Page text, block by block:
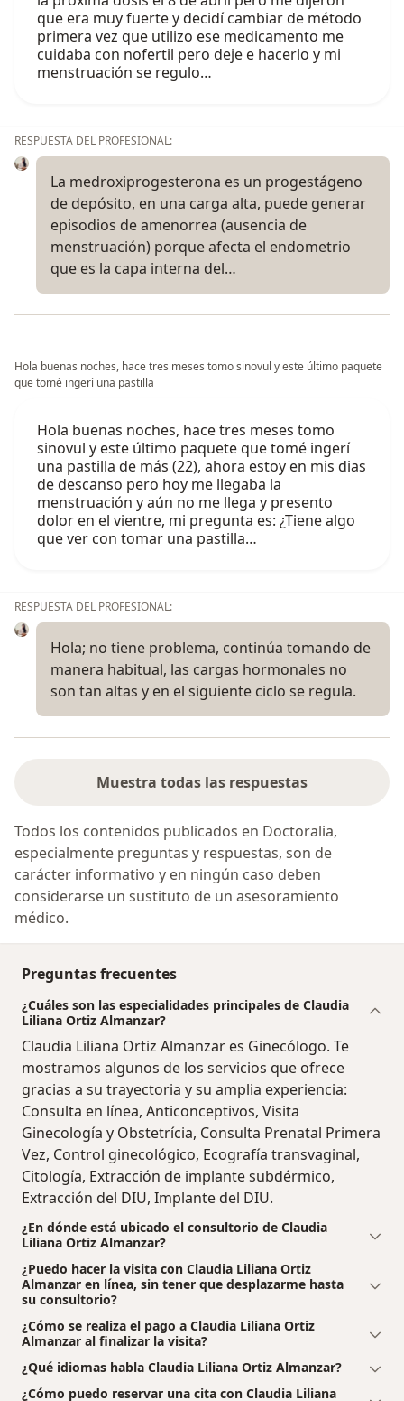
que era muy fuerte y decidí cambiar de método
primera vez que utilizo ese medicamento me
cuidaba con nofertil pero deje e hacerlo y mi
menstruación se regulo…
RESPUESTA DEL PROFESIONAL:
La medroxiprogesterona es un progestágeno
de depósito, en una carga alta, puede generar
episodios de amenorrea (ausencia de
menstruación) porque afecta el endometrio
que es la capa interna del…
Hola buenas noches, hace tres meses tomo sinovul y este último paquete
que tomé ingerí una pastilla
Hola buenas noches, hace tres meses tomo
sinovul y este último paquete que tomé ingerí
una pastilla de más (22), ahora estoy en mis dias
de descanso pero hoy me llegaba la
menstruación y aún no me llega y presento
dolor en el vientre, mi pregunta es: ¿Tiene algo
que ver con tomar una pastilla…
RESPUESTA DEL PROFESIONAL:
Hola; no tiene problema, continúa tomando de
manera habitual, las cargas hormonales no
son tan altas y en el siguiente ciclo se regula.
Muestra todas las respuestas
Todos los contenidos publicados en Doctoralia,
especialmente preguntas y respuestas, son de
carácter informativo y en ningún caso deben
considerarse un sustituto de un asesoramiento
médico.
Preguntas frecuentes
¿Cuáles son las especialidades principales de Claudia
Liliana Ortiz Almanzar?
Claudia Liliana Ortiz Almanzar es Ginecólogo. Te
mostramos algunos de los servicios que ofrece
gracias a su trayectoria y su amplia experiencia:
Consulta en línea, Anticonceptivos, Visita
Ginecología y Obstetrícia, Consulta Prenatal Primera
Vez, Control ginecológico, Ecografía transvaginal,
Citología, Extracción de implante subdérmico,
Extracción del DIU, Implante del DIU.
¿En dónde está ubicado el consultorio de Claudia
Liliana Ortiz Almanzar?
¿Puedo hacer la visita con Claudia Liliana Ortiz
Almanzar en línea, sin tener que desplazarme hasta
su consultorio?
¿Cómo se realiza el pago a Claudia Liliana Ortiz
Almanzar al finalizar la visita?
¿Qué idiomas habla Claudia Liliana Ortiz Almanzar?
¿Cómo puedo reservar una cita con Claudia Liliana